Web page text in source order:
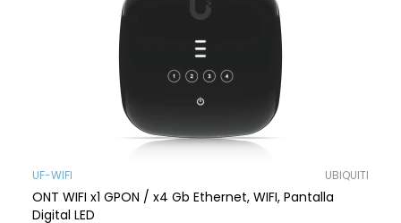
UF-WIFI UBIQUITI
ONT WIFI x1 GPON / x4 Gb Ethernet, WIFI, Pantalla
Digital LED